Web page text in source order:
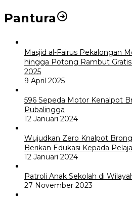
Pantura
Masjid al-Fairus Pekalongan
hingga Potong Rambut
2025
9 April 2025
596 Sepeda Motor Kenalpot
Pubalingga
12 Januari 2024
Wujudkan Zero Knalpot
Berikan Edukasi Kepada
12 Januari 2024
Patroli Anak Sekolah di
27 November 2023